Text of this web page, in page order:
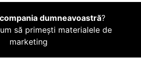
dumneavoastră?
să primești materialele de
marketing